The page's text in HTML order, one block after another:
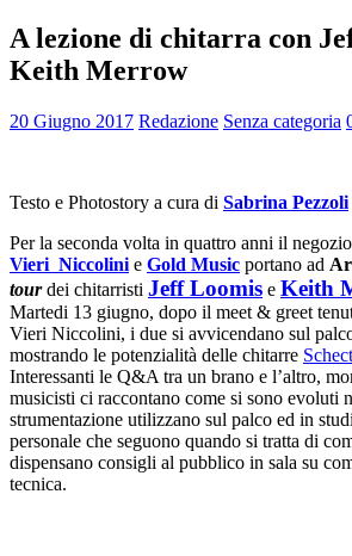
A lezione di chitarra con
Keith Merrow
20 Giugno 2017 Redazione Senza categoria
Testo e Photostory a cura di Sabrina Pezzoli
Per la seconda volta in quattro anni il
Vieri Niccolini e Gold Music portano ad
tourdei chitarristi Jeff Loomis e Keith
Martedi 13 giugno, dopo il meet & greet
Vieri Niccolini, i due si avvicendano sul
mostrando le potenzialità delle chitarre
Interessanti le Q&A tra un brano e l’altro,
musicisti ci raccontano come si sono evoluti
strumentazione utilizzano sul palco ed in
personale che seguono quando si tratta di
dispensano consigli al pubblico in sala su
tecnica.